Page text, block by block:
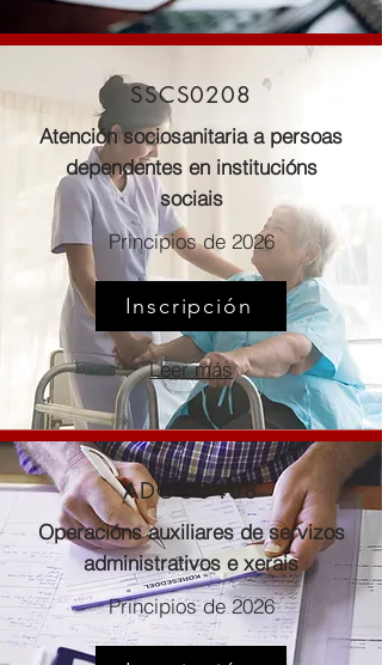
SSCS0208
Atención sociosanitaria a persoas
dependentes en institucións
sociais
Principios de 2026
Inscripción
Leer más
ADGG0408
Operacións auxiliares de servizos
administrativos e xerais
Principios de 2026